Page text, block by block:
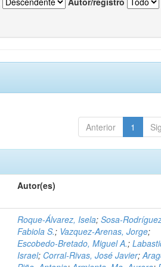
Anterior 1
Autor(es)
Roque-Álvarez, Isela;Sosa-
Fabiola S.; Vazquez-Arenas, Jorge;
Escobedo-Bretado, Miguel A.;
Israel; Corral-Rivas, José Javier;